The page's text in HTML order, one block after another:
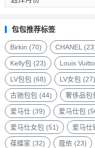
侈
包
包
品
牌
包包推荐标签
Birkin (70) CHANEL
Kelly包 (23) Louis
LV包包 (68) LV女包 (27)
古驰包包 (44) 奢侈品包
爱马仕 (39) 爱马仕包
爱马仕女包 (51) 爱马仕
葆蝶家 (32) 蔻依 (23)